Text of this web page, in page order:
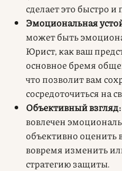
сделает это быстро
Эмоциональная
может быть
Юрист, как ваш
основное бремя
что позволит вам
сосредоточиться на
Объективный взгляд:
вовлечен
объективно оценить
вовремя изменить
стратегию защиты.